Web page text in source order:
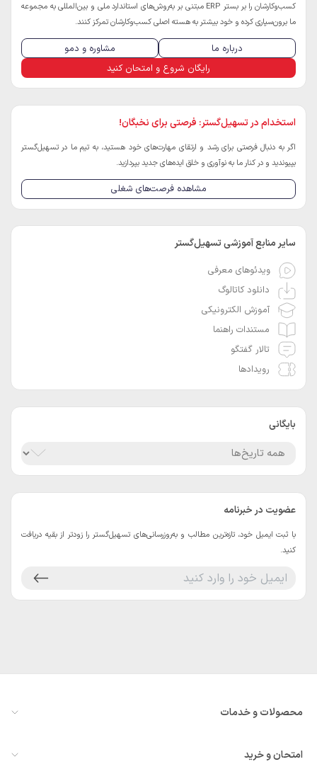
کسب‌و‌کارشان را بر بستر ERP مبتنی بر به‌روش‌های استاندارد ملی و بین‌المللی به مجموعه
ما برون‌سپاری کرده و خود بیشتر به هسته اصلی کسب‌و‌کارشان تمرکز کنند.
درباره ما
مشاوره و دمو
رایگان شروع و امتحان کنید
استخدام در تسهیل‌گستر: فرصتی برای نخبگان!
اگر به دنبال فرصتی برای رشد و ارتقای مهارت‌های خود هستید، به تیم ما در تسهیل‌گستر
بپیوندید و در کنار ما به نوآوری و خلق ایده‌های جدید بپردازید.
مشاهده فرصت‌های شغلی
سایر منابع آموزشی تسهیل‌گستر
ویدئوهای معرفی
دانلود کاتالوگ
آموزش الکترونیکی
مستندات راهنما
تالار گفتگو
رویدادها
بایگانی
عضویت در خبرنامه
با ثبت ایمیل خود، تازه‌ترین مطالب و به‌روزرسانی‌های تسهیل‌گستر را زودتر از بقیه دریافت
کنید.
محصولات و خدمات
همه ماژول‌ها
امتحان و خرید